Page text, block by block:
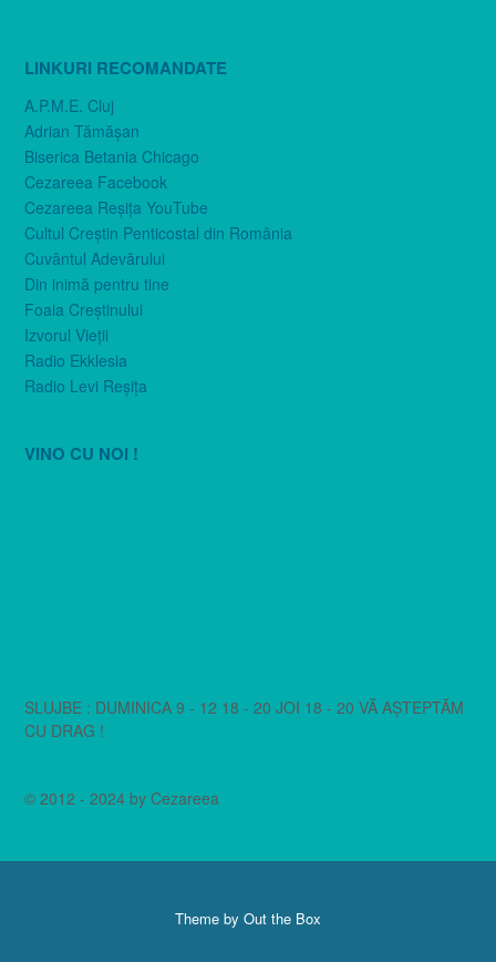
LINKURI RECOMANDATE
A.P.M.E. Cluj
Adrian Tămăşan
Biserica Betania Chicago
Cezareea Facebook
Cezareea Reşiţa YouTube
Cultul Creştin Penticostal din România
Cuvântul Adevărului
Din inimă pentru tine
Foaia Creştinului
Izvorul Vieţii
Radio Ekklesia
Radio Levi Reşiţa
VINO CU NOI !
SLUJBE : DUMINICA 9 - 12 18 - 20 JOI 18 - 20 VĂ AȘTEPTĂM
CU DRAG !
© 2012 - 2024 by Cezareea
Theme by Out the Box